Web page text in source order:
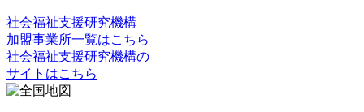
社会福祉支援研究機構
加盟事業所一覧はこちら
社会福祉支援研究機構の
サイトはこちら